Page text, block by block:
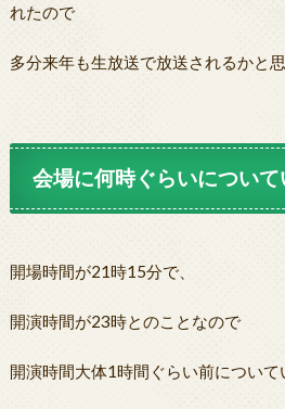
れたので
多分来年も生放送で放送されるかと思
会場に何時ぐらいについ
開場時間が21時15分で、
開演時間が23時とのことなので
開演時間大体1時間ぐらい前について